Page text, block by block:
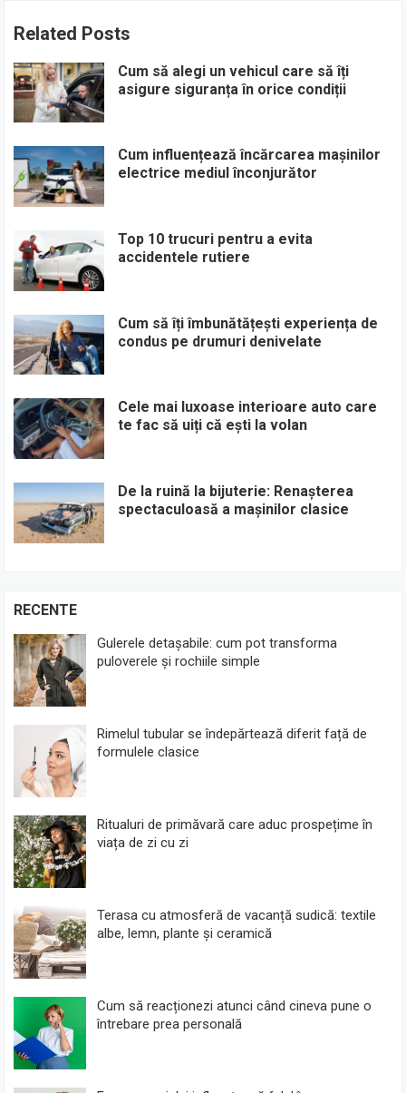
Related Posts
Cum să alegi un vehicul care să îți
asigure siguranța în orice condiții
Cum influențează încărcarea mașinilor
electrice mediul înconjurător
Top 10 trucuri pentru a evita
accidentele rutiere
Cum să îți îmbunătățești experiența de
condus pe drumuri denivelate
Cele mai luxoase interioare auto care
te fac să uiți că ești la volan
De la ruină la bijuterie: Renașterea
spectaculoasă a mașinilor clasice
RECENTE
Gulerele detașabile: cum pot transforma
puloverele și rochiile simple
Rimelul tubular se îndepărtează diferit față de
formulele clasice
Ritualuri de primăvară care aduc prospețime în
viața de zi cu zi
Terasa cu atmosferă de vacanță sudică: textile
albe, lemn, plante și ceramică
Cum să reacționezi atunci când cineva pune o
întrebare prea personală